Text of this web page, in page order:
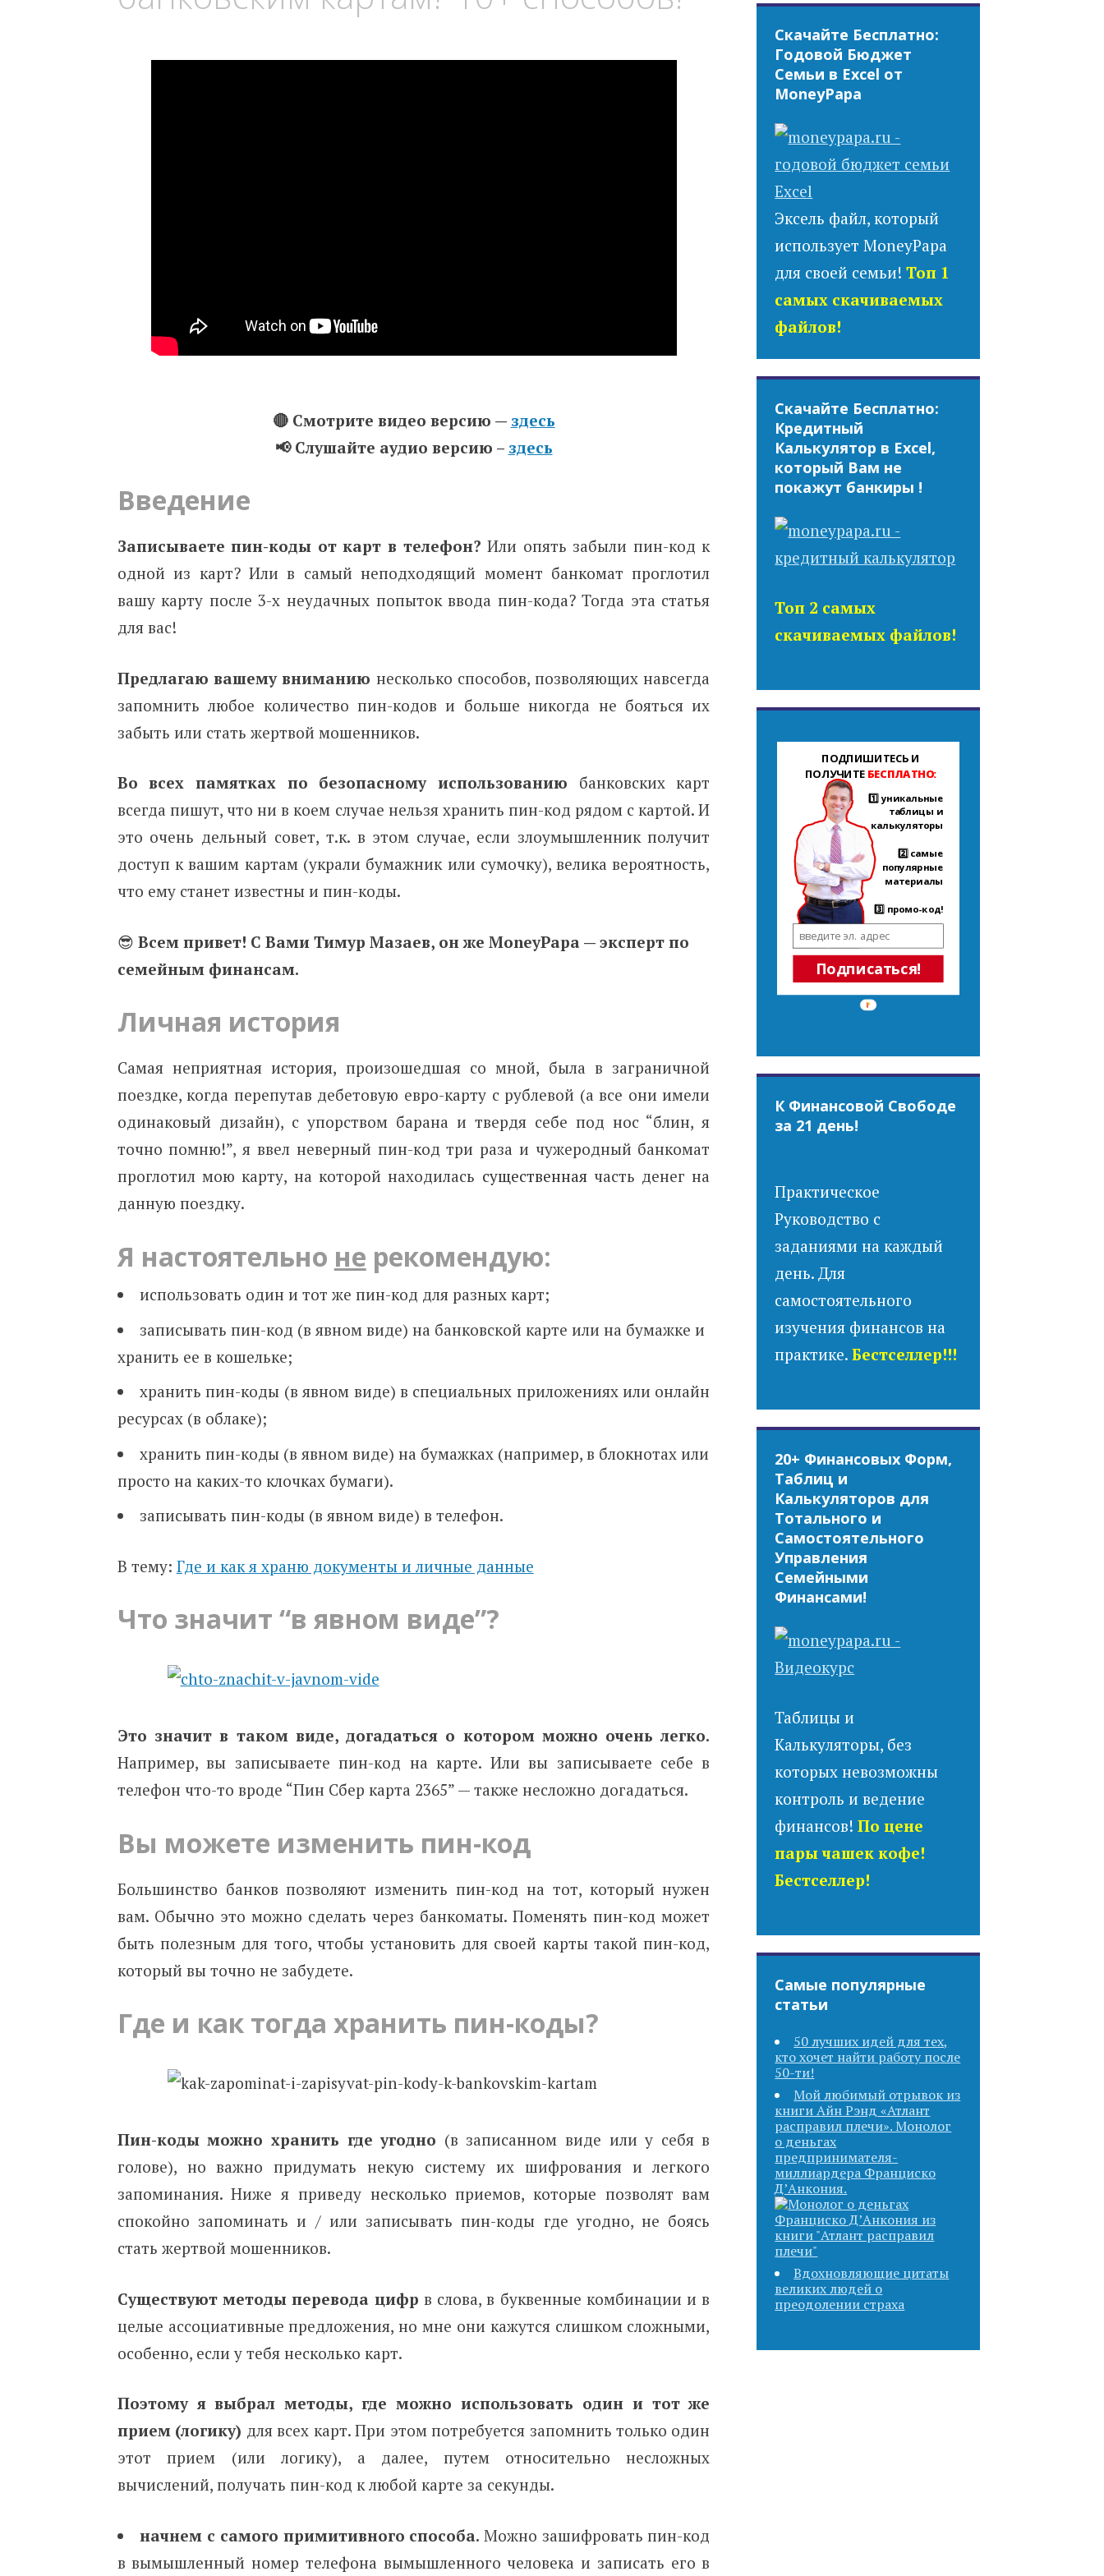
🔴 Смотрите видео версию — здесь
📢 Слушайте аудио версию – здесь
Введение
Записываете пин-коды от карт в телефон?Или опять забыли пин-код к
одной из карт? Или в самый неподходящий момент банкомат проглотил
вашу карту после 3-х неудачных попыток ввода пин-кода? Тогда эта статья
для вас!
Предлагаю вашему вниманию несколько способов, позволяющих навсегда
запомнить любое количество пин-кодов и больше никогда не бояться их
забыть или стать жертвой мошенников.
Во всех памятках по безопасному использованию банковских карт
всегда пишут, что ни в коем случае нельзя хранить пин-код рядом с картой. И
это очень дельный совет, т.к. в этом случае, если злоумышленник получит
доступ к вашим картам (украли бумажник или сумочку), велика вероятность,
что ему станет известны и пин-коды.
😎 Всем привет! С Вами Тимур Мазаев, он же MoneyPapa — эксперт по
семейным финансам.
Личная история
Самая неприятная история, произошедшая со мной, была в заграничной
поездке, когда перепутав дебетовую евро-карту с рублевой (а все они имели
одинаковый дизайн), с упорством барана и твердя себе под нос “блин, я
точно помню!”, я ввел неверный пин-код три раза и чужеродный банкомат
проглотил мою карту, на которой находилась существенная часть денег на
данную поездку.
Я настоятельно не рекомендую:
использовать один и тот же пин-код для разных карт;
записывать пин-код (в явном виде) на банковской карте или на бумажке и
хранить ее в кошельке;
хранить пин-коды (в явном виде) в специальных приложениях или онлайн
ресурсах (в облаке);
хранить пин-коды (в явном виде) на бумажках (например, в блокнотах или
просто на каких-то клочках бумаги).
записывать пин-коды (в явном виде) в телефон.
В тему: Где и как я храню документы и личные данные
Что значит “в явном виде”?
Это значит в таком виде, догадаться о котором можно очень легко.
Например, вы записываете пин-код на карте. Или вы записываете себе в
телефон что-то вроде “Пин Сбер карта 2365” — также несложно догадаться.
Вы можете изменить пин-код
Большинство банков позволяют изменить пин-код на тот, который нужен
вам. Обычно это можно сделать через банкоматы. Поменять пин-код может
быть полезным для того, чтобы установить для своей карты такой пин-код,
который вы точно не забудете.
Где и как тогда хранить пин-коды?
Пин-коды можно хранить где угодно (в записанном виде или у себя в
голове), но важно придумать некую систему их шифрования и легкого
запоминания. Ниже я приведу несколько приемов, которые позволят вам
спокойно запоминать и / или записывать пин-коды где угодно, не боясь
стать жертвой мошенников.
Существуют методы перевода цифр в слова, в буквенные комбинации и в
целые ассоциативные предложения, но мне они кажутся слишком сложными,
особенно, если у тебя несколько карт.
Поэтому я выбрал методы, где можно использовать один и тот же
прием (логику) для всех карт. При этом потребуется запомнить только один
этот прием (или логику), а далее, путем относительно несложных
вычислений, получать пин-код к любой карте за секунды.
начнем с самого примитивного способа.Можно зашифровать пин-код
в вымышленный номер телефона вымышленного человека и записать его в
Скачайте Бесплатно:
Годовой Бюджет
Семьи в Excel от
MoneyPapa
Эксель файл, который
использует MoneyPapa
для своей семьи!Топ 1
самых скачиваемых
файлов!
Скачайте Бесплатно:
Кредитный
Калькулятор в Excel,
который Вам не
покажут банкиры !
Топ 2 самых
скачиваемых файлов!
Подписаться!
ПОДПИШИТЕСЬ И
ПОЛУЧИТЕ БЕСПЛАТНО:
1️⃣ уникальные
таблицы и
калькуляторы
2️⃣ самые
популярные
материалы
3️⃣ промо-код!
К Финансовой Свободе
за 21 день!
Практическое
Руководство с
заданиями на каждый
день. Для
самостоятельного
изучения финансов на
практике.Бестселлер!!!
20+ Финансовых Форм,
Таблиц и
Калькуляторов для
Тотального и
Самостоятельного
Управления
Семейными
Финансами!
Таблицы и
Калькуляторы, без
которых невозможны
контроль и ведение
финансов!По цене
пары чашек кофе!
Бестселлер!
Самые популярные
статьи
50 лучших идей для тех,
кто хочет найти работу после
50-ти!
Мой любимый отрывок из
книги Айн Рэнд «Атлант
расправил плечи». Монолог
о деньгах
предпринимателя-
миллиардера Франциско
Д’Анкония.
Вдохновляющие цитаты
великих людей о
преодолении страха